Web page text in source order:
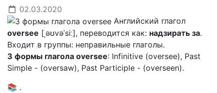
02.03.2020
Английский глагол
oversee [ˌəʊvəˈsiː], переводится как: надзирать за.
Входит в группы: неправильные глаголы.
3 формы глагола oversee: Infinitive (oversee), Past
Simple - (oversaw), Past Participle - (overseen).
📚 .